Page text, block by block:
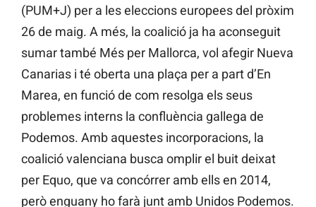
(PUM+J) per a les eleccions europees del pròxim
26 de maig. A més, la coalició ja ha aconseguit
sumar també Més per Mallorca, vol afegir Nueva
Canarias i té oberta una plaça per a part d’En
Marea, en funció de com resolga els seus
problemes interns la confluència gallega de
Podemos. Amb aquestes incorporacions, la
coalició valenciana busca omplir el buit deixat
per Equo, que va concórrer amb ells en 2014,
però enguany ho farà junt amb Unidos Podemos.